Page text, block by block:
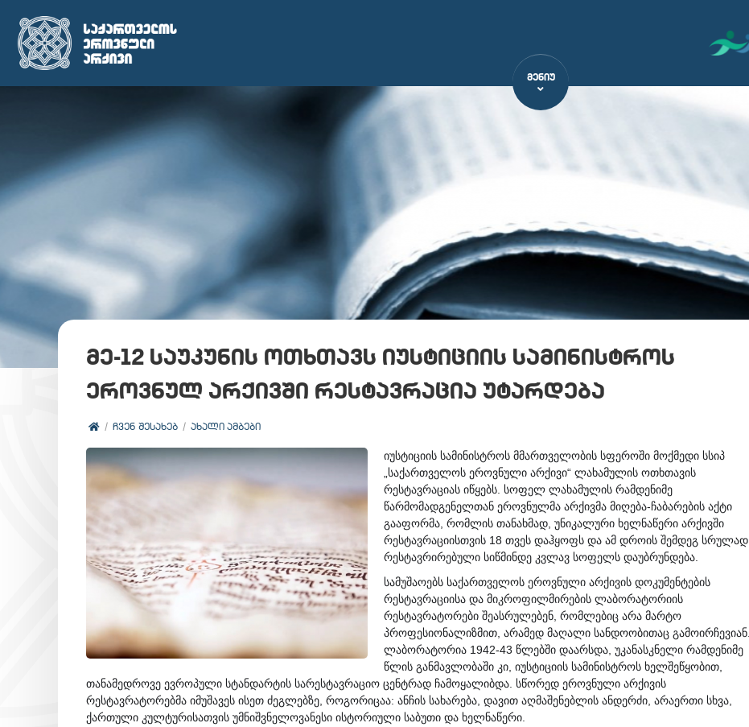
ᲛᲔᲜᲘᲣ
მე-12 საუკუნის ოთხთავს იუსტიციის სამინისტროს
ეროვნულ არქივში რესტავრაცია უტარდება
ᲩᲕᲔᲜ ᲨᲔᲡᲐᲮᲔᲑ ᲐᲮᲐᲚᲘ ᲐᲛᲑᲔᲑᲘ
იუსტიციის სამინისტროს მმართველობის სფეროში მოქმედი სსიპ
„საქართველოს ეროვნული არქივი“ ლახამულის ოთხთავის
რესტავრაციას იწყებს. სოფელ ლახამულის რამდენიმე
წარმომადგენელთან ეროვნულმა არქივმა მიღება-ჩაბარების აქტი
გააფორმა, რომლის თანახმად, უნიკალური ხელნაწერი არქივში
რესტავრაციისთვის 18 თვეს დაჰყოფს და ამ დროის შემდეგ სრულად
რესტავრირებული სიწმინდე კვლავ სოფელს დაუბრუნდება.
სამუშაოებს საქართველოს ეროვნული არქივის დოკუმენტების
რესტავრაციისა და მიკროფილმირების ლაბორატორიის
რესტავრატორები შეასრულებენ, რომლებიც არა მარტო
პროფესიონალიზმით, არამედ მაღალი სანდოობითაც გამოირჩევიან.
ლაბორატორია 1942-43 წლებში დაარსდა, უკანასკნელი რამდენიმე
წლის განმავლობაში კი, იუსტიციის სამინისტროს ხელშეწყობით,
თანამედროვე ევროპული სტანდარტის სარესტავრაციო ცენტრად ჩამოყალიბდა. სწორედ ეროვნული არქივის
რესტავრატორებმა იმუშავეს ისეთ ძეგლებზე, როგორიცაა: ანჩის სახარება, დავით აღმაშენებლის ანდერძი, არაერთი სხვა,
ქართული კულტურისათვის უმნიშვნელოვანესი ისტორიული საბუთი და ხელნაწერი.